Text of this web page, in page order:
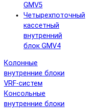
GMV5
Четырехпоточный
кассетный
внутренний
блок GMV4
Колонные
внутренние блоки
VRF-систем
Консольные
внутренние блоки